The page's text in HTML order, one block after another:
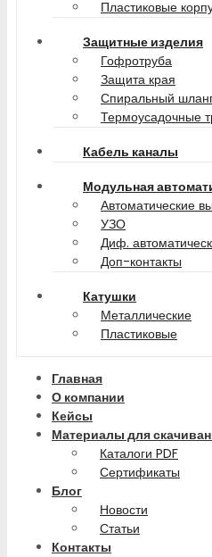
Пластиковые
Защитные изделия
Гофротруба
Защита края
Спиральный
Термоусадочные
Кабель каналы
Модульная
Автоматические
УЗО
Диф.
Доп-контакты
Катушки
Металлические
Пластиковые
Главная
О компании
Кейсы
Материалы для
Каталоги PDF
Сертификаты
Блог
Новости
Статьи
Контакты